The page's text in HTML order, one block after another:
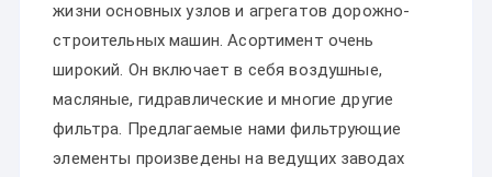
жизни основных узлов и агрегатов дорожно-
строительных машин. Асортимент очень
широкий. Он включает в себя воздушные,
масляные, гидравлические и многие другие
фильтра. Предлагаемые нами фильтрующие
элементы произведены на ведущих заводах